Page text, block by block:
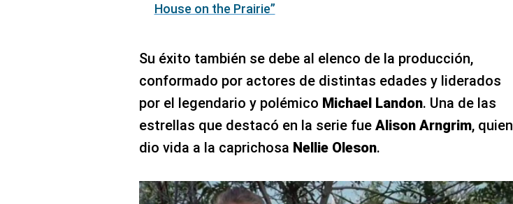
House on the Prairie”
Su éxito también se debe al elenco de la producción,
conformado por actores de distintas edades y liderados
por el legendario y polémico Michael Landon. Una de las
estrellas que destacó en la serie fue Alison Arngrim, quien
dio vida a la caprichosa Nellie Oleson.